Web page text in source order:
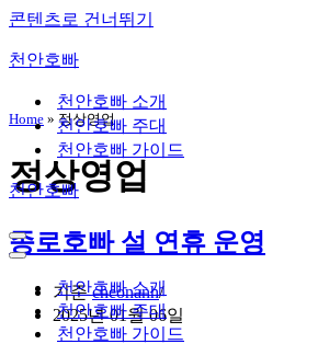
콘텐츠로 건너뛰기
천안호빠
천안호빠 소개
천안호빠 주대
천안호빠 가이드
천안호빠
내
비
내
천안호빠 소개
천안호빠 주대
천안호빠 가이드
Home » 정상영업
정상영업
종로호빠 설 연휴 운영
기준cheonanh
2025년 01월 06일